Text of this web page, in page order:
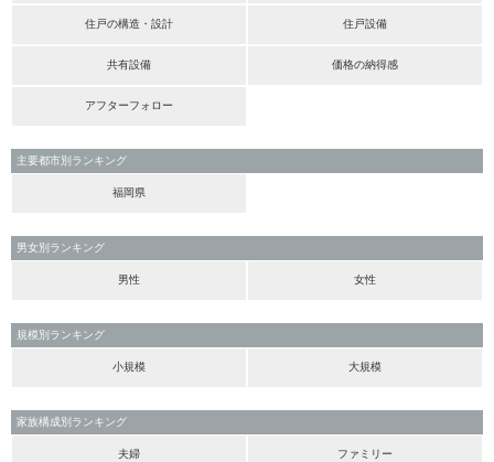
住戸の構造・設計 住戸設備
共有設備 価格の納得感
アフターフォロー
主要都市別ランキング
福岡県
男女別ランキング
男性 女性
規模別ランキング
小規模 大規模
家族構成別ランキング
夫婦 ファミリー